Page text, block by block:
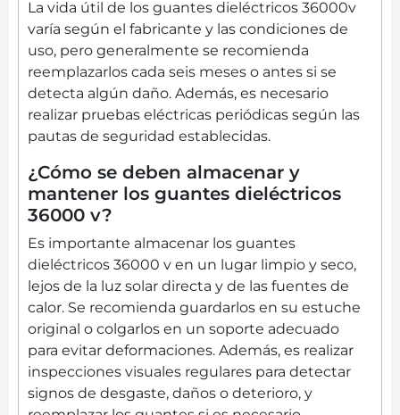
La vida útil de los guantes dieléctricos 36000v
varía según el fabricante y las condiciones de
uso, pero generalmente se recomienda
reemplazarlos cada seis meses o antes si se
detecta algún daño. Además, es necesario
realizar pruebas eléctricas periódicas según las
pautas de seguridad establecidas.
¿Cómo se deben almacenar y
mantener los guantes dieléctricos
36000 v?
Es importante almacenar los guantes
dieléctricos 36000 v en un lugar limpio y seco,
lejos de la luz solar directa y de las fuentes de
calor. Se recomienda guardarlos en su estuche
original o colgarlos en un soporte adecuado
para evitar deformaciones. Además, es realizar
inspecciones visuales regulares para detectar
signos de desgaste, daños o deterioro, y